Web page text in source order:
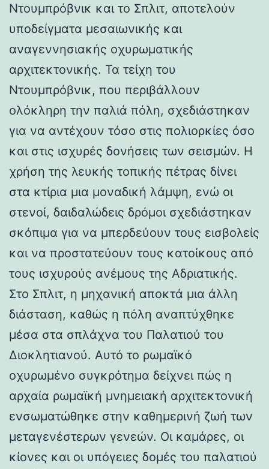
Ντουμπρόβνικ και το Σπλιτ, αποτελούν
υποδείγματα μεσαιωνικής και
αναγεννησιακής οχυρωματικής
αρχιτεκτονικής. Τα τείχη του
Ντουμπρόβνικ, που περιβάλλουν
ολόκληρη την παλιά πόλη, σχεδιάστηκαν
για να αντέχουν τόσο στις πολιορκίες όσο
και στις ισχυρές δονήσεις των σεισμών. Η
χρήση της λευκής τοπικής πέτρας δίνει
στα κτίρια μια μοναδική λάμψη, ενώ οι
στενοί, δαιδαλώδεις δρόμοι σχεδιάστηκαν
σκόπιμα για να μπερδεύουν τους εισβολείς
και να προστατεύουν τους κατοίκους από
τους ισχυρούς ανέμους της Αδριατικής.
Στο Σπλιτ, η μηχανική αποκτά μια άλλη
διάσταση, καθώς η πόλη αναπτύχθηκε
μέσα στα σπλάχνα του Παλατιού του
Διοκλητιανού. Αυτό το ρωμαϊκό
οχυρωμένο συγκρότημα δείχνει πώς η
αρχαία ρωμαϊκή μνημειακή αρχιτεκτονική
ενσωματώθηκε στην καθημερινή ζωή των
μεταγενέστερων γενεών. Οι καμάρες, οι
κίονες και οι υπόγειες δομές του παλατιού